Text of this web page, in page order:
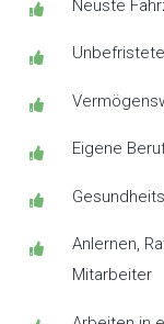
Neuste
Eigene
Anlernen,
Mitarbeiter